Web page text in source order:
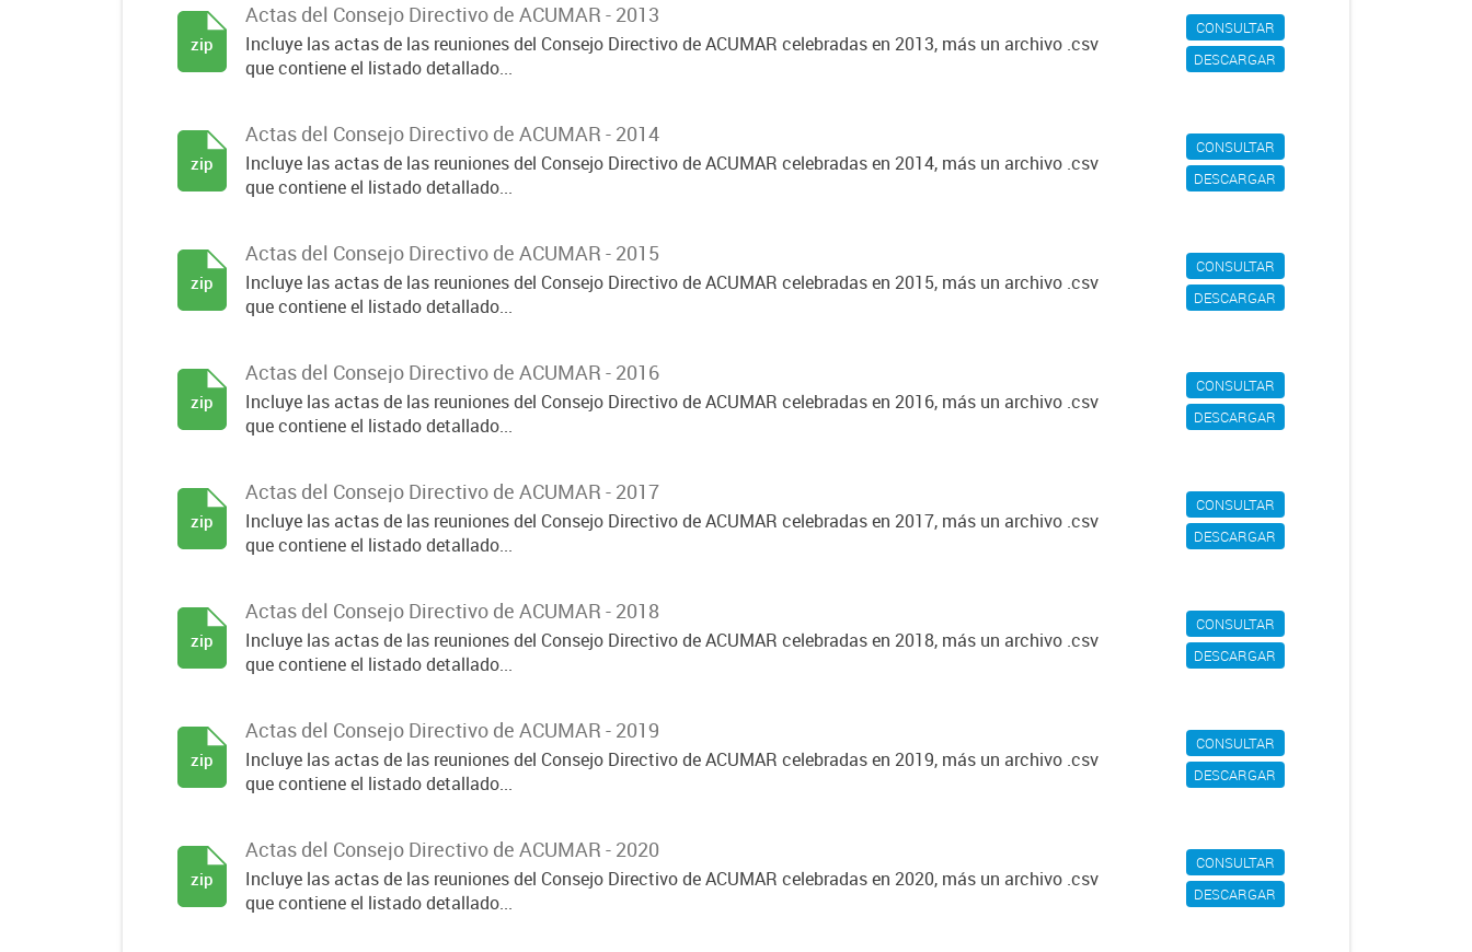
CONSULTAR
DESCARGAR
Actas del Consejo Directivo de ACUMAR - 2013
Incluye las actas de las reuniones del Consejo Directivo de ACUMAR celebradas en 2013, más un archivo .csv
que contiene el listado detallado...
zip
CONSULTAR
DESCARGAR
Actas del Consejo Directivo de ACUMAR - 2014
Incluye las actas de las reuniones del Consejo Directivo de ACUMAR celebradas en 2014, más un archivo .csv
que contiene el listado detallado...
zip
CONSULTAR
DESCARGAR
Actas del Consejo Directivo de ACUMAR - 2015
Incluye las actas de las reuniones del Consejo Directivo de ACUMAR celebradas en 2015, más un archivo .csv
que contiene el listado detallado...
zip
CONSULTAR
DESCARGAR
Actas del Consejo Directivo de ACUMAR - 2016
Incluye las actas de las reuniones del Consejo Directivo de ACUMAR celebradas en 2016, más un archivo .csv
que contiene el listado detallado...
zip
CONSULTAR
DESCARGAR
Actas del Consejo Directivo de ACUMAR - 2017
Incluye las actas de las reuniones del Consejo Directivo de ACUMAR celebradas en 2017, más un archivo .csv
que contiene el listado detallado...
zip
CONSULTAR
DESCARGAR
Actas del Consejo Directivo de ACUMAR - 2018
Incluye las actas de las reuniones del Consejo Directivo de ACUMAR celebradas en 2018, más un archivo .csv
que contiene el listado detallado...
zip
CONSULTAR
DESCARGAR
Actas del Consejo Directivo de ACUMAR - 2019
Incluye las actas de las reuniones del Consejo Directivo de ACUMAR celebradas en 2019, más un archivo .csv
que contiene el listado detallado...
zip
CONSULTAR
DESCARGAR
Actas del Consejo Directivo de ACUMAR - 2020
Incluye las actas de las reuniones del Consejo Directivo de ACUMAR celebradas en 2020, más un archivo .csv
que contiene el listado detallado...
zip